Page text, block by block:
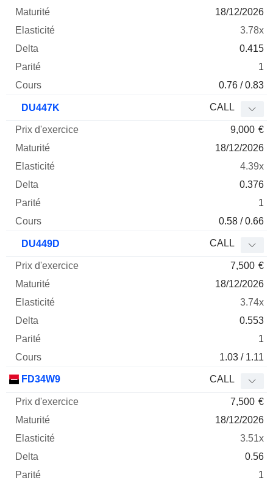
18/12/2026
3.78x
0.415
1
0.76 / 0.83
DU447K CALL
9,000 €
18/12/2026
4.39x
0.376
1
0.58 / 0.66
DU449D CALL
7,500 €
18/12/2026
3.74x
0.553
1
1.03 / 1.11
FD34W9 CALL
7,500 €
18/12/2026
3.51x
0.56
1